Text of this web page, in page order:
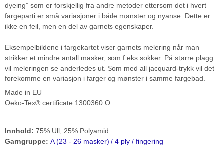
dyeing” som er forskjellig fra andre metoder ettersom det i hvert
fargeparti er små variasjoner i både mønster og nyanse. Dette er
ikke en feil, men en del av garnets egenskaper.
Eksempelbildene i fargekartet viser garnets melering når man
strikker et mindre antall masker, som f.eks sokker. På større plagg
vil meleringen se anderledes ut. Som med all jacquard-trykk vil det
forekomme en variasjon i farger og mønster i samme fargebad.
Made in EU
Oeko-Tex® certificate 1300360.O
Innhold: 75% Ull, 25% Polyamid
Garngruppe: A (23 - 26 masker) / 4 ply / fingering